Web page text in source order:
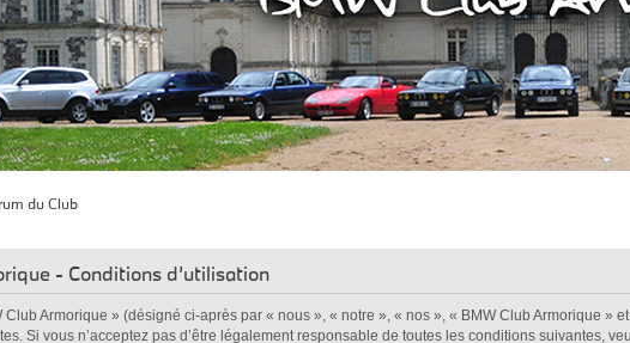
du Club
- Conditions d’utilisation
Club Armorique » (désigné ci-après par « nous », « notre », « nos », « BMW Club Armorique »
Si vous n’acceptez pas d’être légalement responsable de toutes les conditions suivantes,